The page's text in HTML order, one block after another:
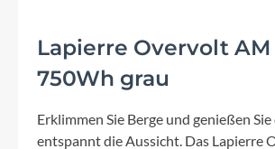
Lapierre Overvolt AM
750Wh grau
Erklimmen Sie Berge und genießen Sie
entspannt die Aussicht. Das Lapierre